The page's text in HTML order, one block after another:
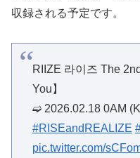
収録される予定です。
RIIZE 라이즈 The
You】
➫ 2026.02.18 0AM
#RISEandREALIZE
pic.twitter.com/